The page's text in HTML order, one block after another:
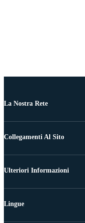
La Nostra Rete
Collegamenti Al Sito
Ulteriori Informazioni
Lingue